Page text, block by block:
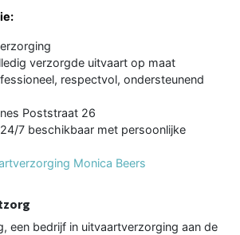
verzorgde uitvaart op maat
respectvol, ondersteunend
Poststraat 26
7 beschikbaar met persoonlijke
Monica Beers
een bedrijf in uitvaartverzorging aan de